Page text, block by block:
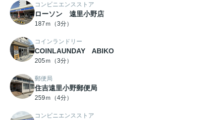
コンビニエンスストア
ローソン 遠里小野店
187ｍ（3分）
コインランドリー
COINLAUNDAY ABIKO
205ｍ（3分）
郵便局
住吉遠里小野郵便局
259ｍ（4分）
コンビニエンスストア